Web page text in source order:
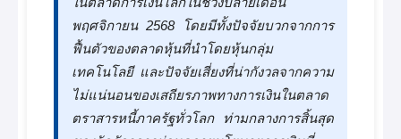
พฤศจิกายน 2568 โดยมีทั้งปัจจัยบวกจากการ
ฟื้นตัวของตลาดหุ้นที่นำโดยหุ้นกลุ่ม
เทคโนโลยี และปัจจัยเสี่ยงที่น่ากังวลจากความ
ไม่แน่นอนของเสถียรภาพทางการเงินในตลาด
ตราสารหนี้ภาครัฐทั่วโลก ท่ามกลางการสิ้นสุด